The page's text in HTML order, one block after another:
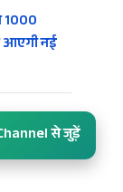
1000
आएगी नई
से जुड़ें